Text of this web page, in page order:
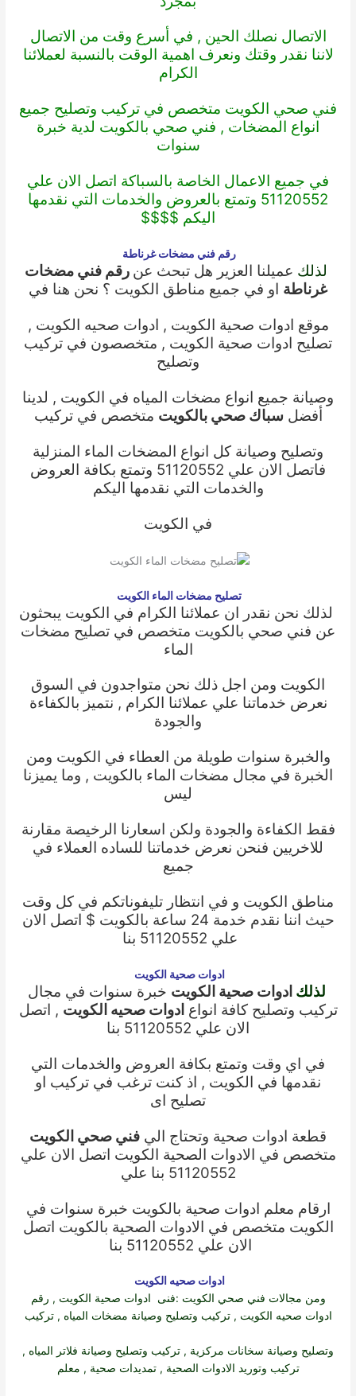
الاتصال نصلك الحين , في أسرع وقت من الاتصال
لاننا نقدر وقتك ونعرف اهمية الوقت بالنسبة لعملائنا
الكرام
فني صحي الكويت متخصص في تركيب وتصليح جميع
انواع المضخات , فني صحي بالكويت لدية خبرة
سنوات
في جميع الاعمال الخاصة بالسباكة اتصل الان علي
51120552 وتمتع بالعروض والخدمات التي نقدمها
اليكم $$$$
رقم فني مضخات غرناطة
لذلك عميلنا العزير هل تبحث عن رقم فني مضخات
غرناطة او في جميع مناطق الكويت ؟ نحن هنا في
موقع ادوات صحية الكويت , ادوات صحيه الكويت ,
تصليح ادوات صحية الكويت , متخصصون في تركيب
وتصليح
وصيانة جميع انواع مضخات المياه في الكويت , لدينا
أفضل سباك صحي بالكويت متخصص في تركيب
وتصليح وصيانة كل انواع المضخات الماء المنزلية
فاتصل الان علي 51120552 وتمتع بكافة العروض
والخدمات التي نقدمها اليكم
في الكويت
تصليح مضخات الماء الكويت
لذلك نحن نقدر ان عملائنا الكرام في الكويت يبحثون
عن فني صحي بالكويت متخصص في تصليح مضخات
الماء
الكويت ومن اجل ذلك نحن متواجدون في السوق
نعرض خدماتنا علي عملائنا الكرام , نتميز بالكفاءة
والجودة
والخبرة سنوات طويلة من العطاء في الكويت ومن
الخبرة في مجال مضخات الماء بالكويت , وما يميزنا
ليس
فقط الكفاءة والجودة ولكن اسعارنا الرخيصة مقارنة
للاخريين فنحن نعرض خدماتنا للساده العملاء في
جميع
مناطق الكويت و في انتظار تليفوناتكم في كل وقت
حيث اننا نقدم خدمة
24 ساعة بالكويت $ اتصل الان
علي 51120552 بنا
ادوات صحية الكويت
لذلك ادوات صحية الكويت خبرة سنوات في مجال
تركيب وتصليح كافة انواع ادوات صحيه الكويت , اتصل
الان علي 51120552 بنا
في اي وقت وتمتع بكافة العروض والخدمات التي
نقدمها في الكويت , اذ كنت ترغب في تركيب او
تصليح اى
قطعة ادوات صحية وتحتاج الي فني صحي الكويت
متخصص في الادوات الصحية الكويت اتصل الان علي
51120552 بنا علي
ارقام معلم ادوات صحية بالكويت خبرة سنوات في
الكويت متخصص في الادوات الصحية بالكويت اتصل
الان علي 51120552 بنا
ادوات صحيه الكويت
ومن مجالات فني صحي الكويت :فنى ادوات صحية الكويت , رقم
ادوات صحيه الكويت , تركيب وتصليح وصيانة مضخات المياه , تركيب
وتصليح وصيانة سخانات مركزية , تركيب وتصليح وصيانة فلاتر المياه ,
تركيب وتوريد الادوات الصحية , تمديدات صحية , معلم